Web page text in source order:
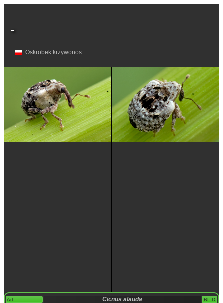
-
Oskrobek krzywonos
Art Cionus alauda
RL D